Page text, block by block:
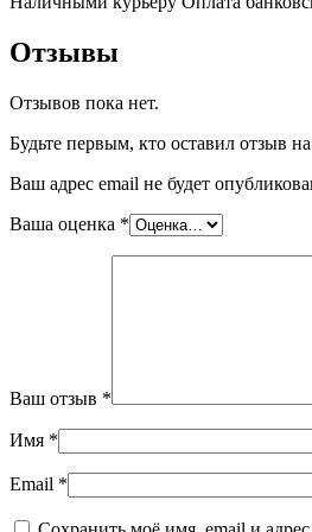
Отзывы
Отзывов пока нет.
Будьте первым, кто оставил отзыв
Ваш адрес email не будет
Ваша оценка *
Ваш отзыв *
Имя *
Email *